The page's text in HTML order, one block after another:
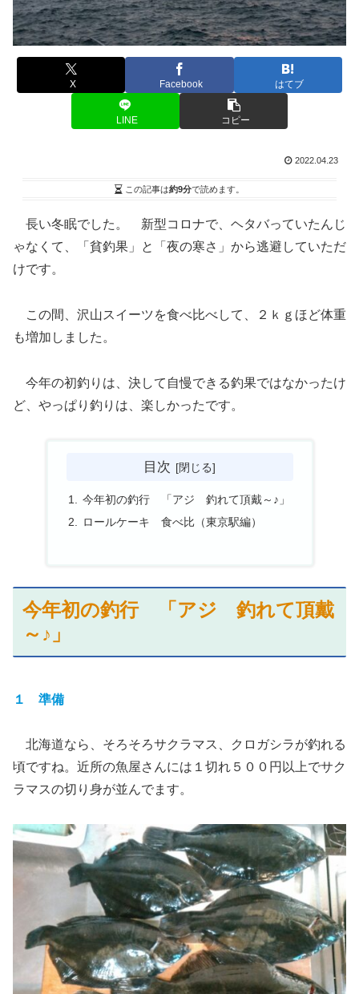
X Facebook はてブ
LINE コピー
2022.04.23
この記事は約9分で読めます。
長い冬眠でした。 新型コロナで、ヘタバっていたんじ
ゃなくて、「貧釣果」と「夜の寒さ」から逃避していただ
けです。
この間、沢山スイーツを食べ比べして、２ｋｇほど体重
も増加しました。
今年の初釣りは、決して自慢できる釣果ではなかったけ
ど、やっぱり釣りは、楽しかったです。
目次
今年初の釣行 「アジ 釣れて頂戴～♪」
ロールケーキ 食べ比（東京駅編）
今年初の釣行 「アジ 釣れて頂戴
～♪」
１ 準備
北海道なら、そろそろサクラマス、クロガシラが釣れる
頃ですね。近所の魚屋さんには１切れ５００円以上でサク
ラマスの切り身が並んでます。